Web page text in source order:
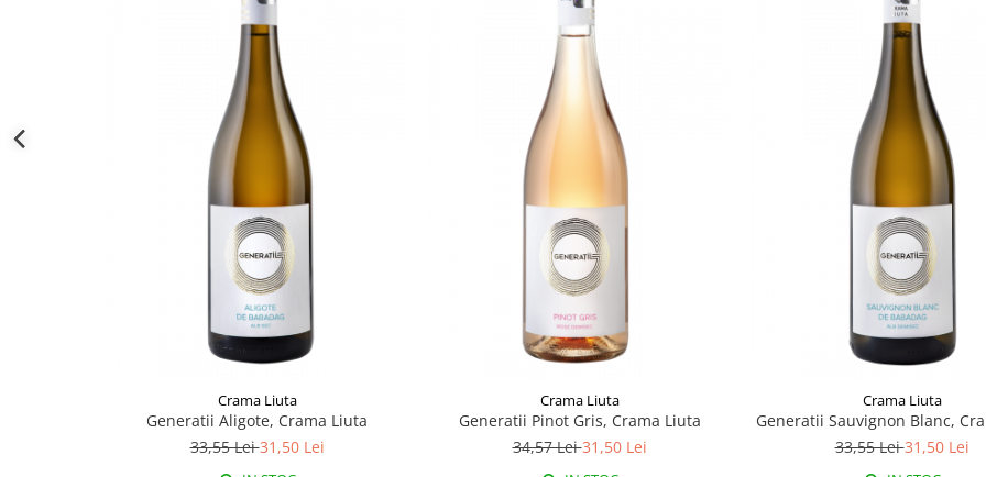
Crama Liuta
Generatii Aligote, Crama Liuta
33,55 Lei31,50 Lei
Crama Liuta
Generatii Pinot Gris, Crama Liuta
34,57 Lei31,50 Lei
Crama Liuta
Generatii Sauvignon Blanc,
33,55 Lei31,50 Lei